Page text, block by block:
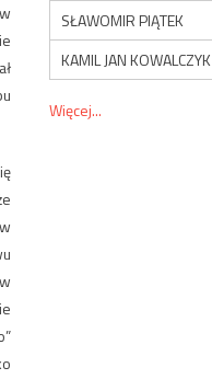
SŁAWOMIR PIĄTEK
KAMIL JAN KOWALCZYK
Więcej...